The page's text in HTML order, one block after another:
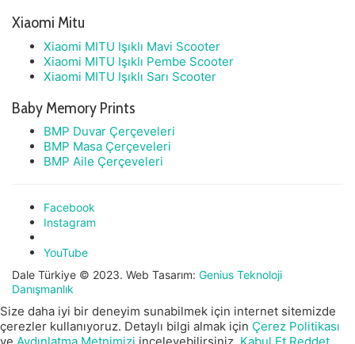
Xiaomi Mitu
Xiaomi MITU Işıklı Mavi Scooter
Xiaomi MITU Işıklı Pembe Scooter
Xiaomi MITU Işıklı Sarı Scooter
Baby Memory Prints
BMP Duvar Çerçeveleri
BMP Masa Çerçeveleri
BMP Aile Çerçeveleri
Facebook
Instagram
YouTube
Dale Türkiye © 2023. Web Tasarım: Genius Teknoloji
Danışmanlık
Size daha iyi bir deneyim sunabilmek için internet sitemizde
çerezler kullanıyoruz. Detaylı bilgi almak için Çerez Politikası